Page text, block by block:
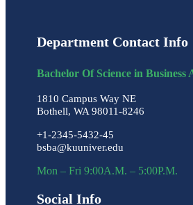
Department Contact Info
Bachelor Of Science in Business
1810 Campus Way NE
Bothell, WA 98011-8246
+1-2345-5432-45
bsba@kuuniver.edu
Mon – Fri 9:00A.M. – 5:00P.M.
Social Info